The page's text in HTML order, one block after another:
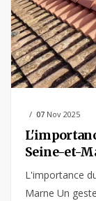
07 Nov 2025
Seine-et-
L'importance
Marne Un